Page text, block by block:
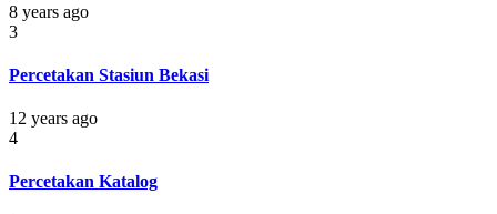
8 years ago
3
Percetakan Stasiun Bekasi
12 years ago
4
Percetakan Katalog